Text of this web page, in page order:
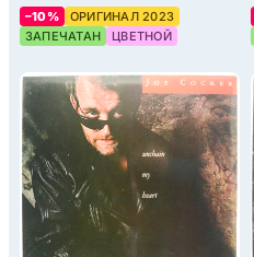
–10%
ОРИГИНАЛ 2023
ЗАПЕЧАТАН
ЦВЕТНОЙ